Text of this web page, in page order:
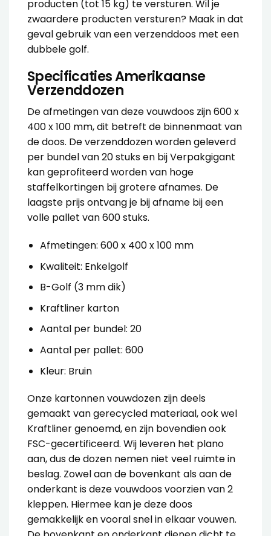
producten (tot 15 kg) te versturen. Wil je
zwaardere producten versturen? Maak in dat
geval gebruik van eenverzenddoos met een
dubbele golf.
Specificaties Amerikaanse
Verzenddozen
De afmetingen van dezevouwdoos zijn 600 x
400 x 100 mm, dit betreft de binnenmaat van
de doos. Deverzenddozenworden geleverd
per bundel van 20 stuks en bij Verpakgigant
kan geprofiteerd worden van hoge
staffelkortingen bij grotere afnames. De
laagste prijs ontvang je bij afname bij een
volle pallet van 600 stuks.
Afmetingen: 600 x 400 x 100 mm
Kwaliteit: Enkelgolf
B-Golf (3 mm dik)
Kraftliner karton
Aantal per bundel: 20
Aantal per pallet: 600
Kleur: Bruin
Onze kartonnen vouwdozen zijn deels
gemaakt van gerecycled materiaal, ook wel
Kraftliner genoemd, en zijn bovendien ook
FSC-gecertificeerd. Wij leveren het plano
aan, dus de dozen nemen niet veel ruimte in
beslag. Zowel aan de bovenkant als aan de
onderkant is deze vouwdoos voorzien van 2
kleppen. Hiermee kan je deze doos
gemakkelijk en vooral snel in elkaar vouwen.